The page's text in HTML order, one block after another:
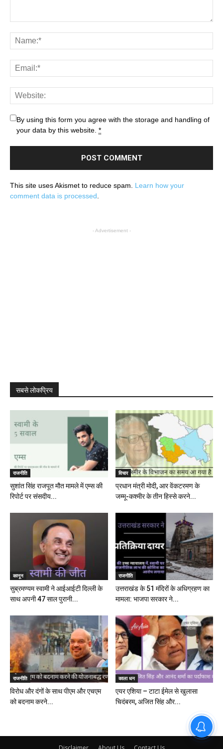
By using this form you agree with the storage and handling of
your data by this website. *
This site uses Akismet to reduce spam. Learn how your
comment data is processed
- Advertisement -
सबसे लोकप्रिय
राजनीति
सुशांत सिंह राजपूत मौत मामले में एम्स की
रिपोर्ट पर संसदीय...
विचार
प्रधान मंत्री मोदी, आर वेंकटरमण के
जम्मू-कश्मीर के तीन हिस्से करने...
कानून
सुब्रमण्यम स्वामी ने आईआईटी दिल्ली के
साथ अपनी 47 साल पुरानी...
राजनीति
उत्तराखंड के 51 मंदिरों के अधिग्रहण का
मामला: भाजपा सरकार ने...
राजनीति
विरोध और दंगों के साथ पीएम और एचएम
को बदनाम करने...
काला धन
एयर एशिया – टाटा ईमेल से खुलासा
चिदंबरम, अजित सिंह और...